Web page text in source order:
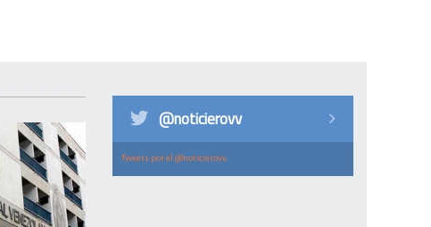
@noticierovv
Tweets por el @noticierovv.